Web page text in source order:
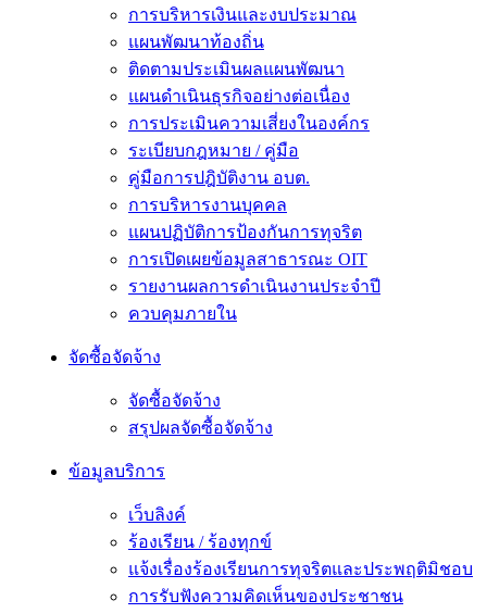
การบริหารเงินและงบประมาณ
แผนพัฒนาท้องถิ่น
ติดตามประเมินผลแผนพัฒนา
แผนดำเนินธุรกิจอย่างต่อเนื่อง
การประเมินความเสี่ยงในองค์กร
ระเบียบกฎหมาย / คู่มือ
คู่มือการปฎิบัติงาน อบต.
การบริหารงานบุคคล
แผนปฏิบัติการป้องกันการทุจริต
การเปิดเผยข้อมูลสาธารณะ OIT
รายงานผลการดำเนินงานประจำปี
ควบคุมภายใน
จัดซื้อจัดจ้าง
จัดซื้อจัดจ้าง
สรุปผลจัดซื้อจัดจ้าง
ข้อมูลบริการ
เว็บลิงค์
ร้องเรียน / ร้องทุกข์
แจ้งเรื่องร้องเรียนการทุจริตและประพฤติมิชอบ
การรับฟังความคิดเห็นของประชาชน